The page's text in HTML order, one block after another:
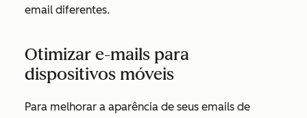
email diferentes.
Otimizar e-mails para
dispositivos móveis
Para melhorar a aparência de seus emails de